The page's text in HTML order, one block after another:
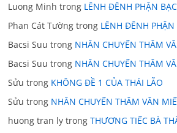
Luong Minh trong LÊNH ĐÊNH PHẬN
Phan Cát Tường trong LÊNH ĐÊNH PHẬN
Bacsi Suu trong NHÂN CHUYẾN THĂM
Bacsi Suu trong NHÂN CHUYẾN THĂM
Sửu trong KHÔNG ĐỀ 1 CỦA THÁI LÃO
Sửu trong NHÂN CHUYẾN THĂM VĂN
huong tran ly trongTHƯƠNG TIẾC BÀ